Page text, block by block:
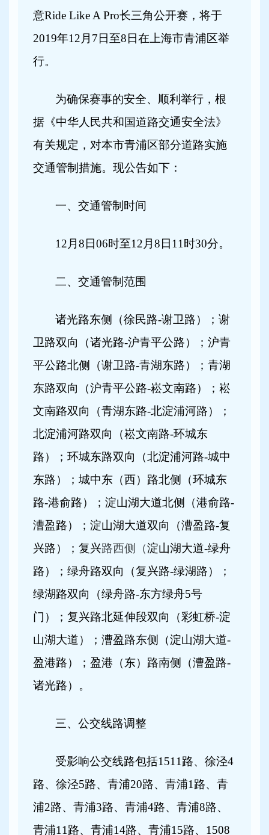
意Ride Like A Pro长三角公开赛，将于
2019年12月7日至8日在上海市青浦区举
行。
为确保赛事的安全、顺利举行，根
据《中华人民共和国道路交通安全法》
有关规定，对本市青浦区部分道路实施
交通管制措施。现公告如下：
一、交通管制时间
12月8日06时至12月8日11时30分。
二、交通管制范围
诸光路东侧（徐民路-谢卫路）；谢
卫路双向（诸光路-沪青平公路）；沪青
平公路北侧（谢卫路-青湖东路）；青湖
东路双向（沪青平公路-崧文南路）；崧
文南路双向（青湖东路-北淀浦河路）；
北淀浦河路双向（崧文南路-环城东
路）；环城东路双向（北淀浦河路-城中
东路）；城中东（西）路北侧（环城东
路-港俞路）；淀山湖大道北侧（港俞路-
漕盈路）；淀山湖大道双向（漕盈路-复
兴路）；复兴路西侧（淀山湖大道-绿舟
路）；绿舟路双向（复兴路-绿湖路）；
绿湖路双向（绿舟路-东方绿舟5号
门）；复兴路北延伸段双向（彩虹桥-淀
山湖大道）；漕盈路东侧（淀山湖大道-
盈港路）；盈港（东）路南侧（漕盈路-
诸光路）。
三、公交线路调整
受影响公交线路包括1511路、徐泾4
路、徐泾5路、青浦20路、青浦1路、青
浦2路、青浦3路、青浦4路、青浦8路、
青浦11路、青浦14路、青浦15路、1508